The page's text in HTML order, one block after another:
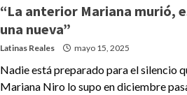
“La anterior Mariana murió,
una nueva”
Latinas Reales mayo 15, 2025
Nadie está preparado para el silencio
Mariana Niro lo supo en diciembre